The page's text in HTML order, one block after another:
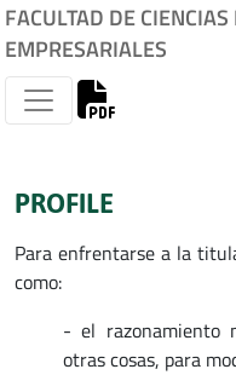
FACULTAD DE
EMPRESARIALES
PROFILE
Para enfrentarse a la
como:
- el razonamiento
otras cosas, para